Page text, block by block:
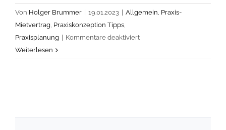
Von Holger Brummer 19.01.2023 Allgemein, Praxis-
Mietvertrag, Praxiskonzeption Tipps,
Praxisplanung
Kommentare deaktiviertfür
Weiterlesen